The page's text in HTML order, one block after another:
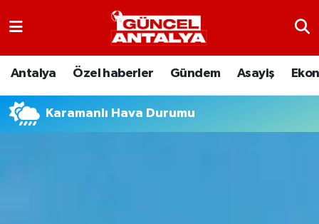
Antalya Özel haberler Gündem Asayiş
Karamanlı Hava Durumu
Antalya
Nöbetçi Eczaneler